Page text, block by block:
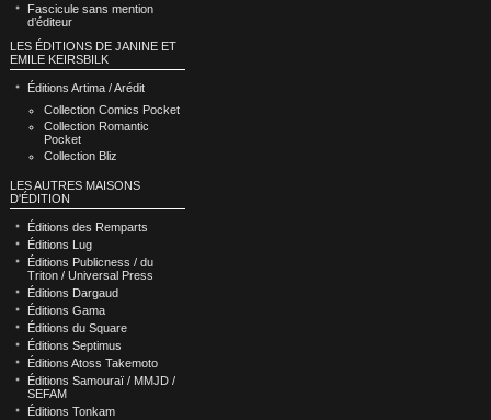
Fascicule sans mention
d’éditeur
LES ÉDITIONS DE JANINE ET
EMILE KEIRSBILK
Éditions Artima / Arédit
Collection Comics Pocket
Collection Romantic
Pocket
Collection Bliz
LES AUTRES MAISONS
D'ÉDITION
Éditions des Remparts
Éditions Lug
Éditions Publicness / du
Triton / Universal Press
Éditions Dargaud
Éditions Gama
Éditions du Square
Éditions Septimus
Éditions Atoss Takemoto
Éditions Samouraï / MMJD /
SEFAM
Éditions Tonkam